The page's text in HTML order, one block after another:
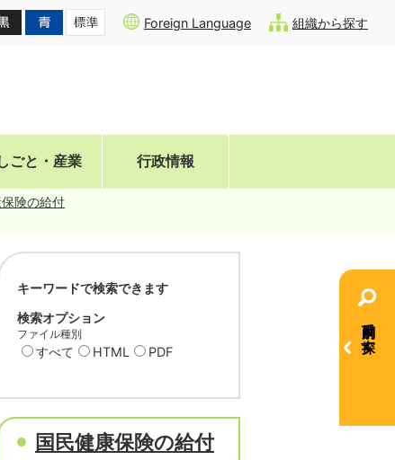
Foreign Language 組織から探す
ごと・産業 行政情報
目的別で探す
険の給付
キーワードで検索できます
検索オプション
ファイル種別
すべて HTML PDF
国民健康保険の給付